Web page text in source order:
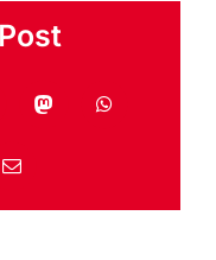
MastodonWhatsApp
Email